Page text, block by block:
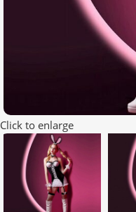
Click to enlarge